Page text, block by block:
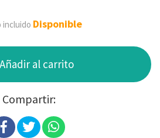
incluido Disponible
Añadir al carrito
Compartir: